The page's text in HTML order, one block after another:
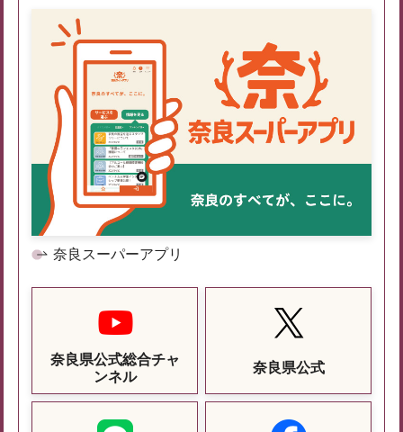
奈良スーパーアプリ
奈良県公式総合チャ
ンネル
奈良県公式